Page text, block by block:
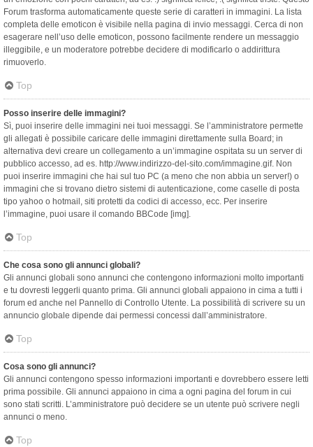
Forum trasforma automaticamente queste serie di caratteri in immagini. La lista
completa delle emoticon è visibile nella pagina di invio messaggi. Cerca di non
esagerare nell’uso delle emoticon, possono facilmente rendere un messaggio
illeggibile, e un moderatore potrebbe decidere di modificarlo o addirittura
rimuoverlo.
Top
Posso inserire delle immagini?
Sì, puoi inserire delle immagini nei tuoi messaggi. Se l’amministratore permette
gli allegati è possibile caricare delle immagini direttamente sulla Board; in
alternativa devi creare un collegamento a un’immagine ospitata su un server di
pubblico accesso, ad es. http://www.indirizzo-del-sito.com/immagine.gif. Non
puoi inserire immagini che hai sul tuo PC (a meno che non abbia un server!) o
immagini che si trovano dietro sistemi di autenticazione, come caselle di posta
tipo yahoo o hotmail, siti protetti da codici di accesso, ecc. Per inserire
l’immagine, puoi usare il comando BBCode [img].
Top
Che cosa sono gli annunci globali?
Gli annunci globali sono annunci che contengono informazioni molto importanti
e tu dovresti leggerli quanto prima. Gli annunci globali appaiono in cima a tutti i
forum ed anche nel Pannello di Controllo Utente. La possibilità di scrivere su un
annuncio globale dipende dai permessi concessi dall’amministratore.
Top
Cosa sono gli annunci?
Gli annunci contengono spesso informazioni importanti e dovrebbero essere letti
prima possibile. Gli annunci appaiono in cima a ogni pagina del forum in cui
sono stati scritti. L’amministratore può decidere se un utente può scrivere negli
annunci o meno.
Top